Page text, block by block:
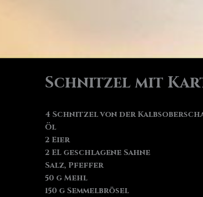
Schnitzel mit
4 Schnitzel von der
Öl
2 Eier
2 EL geschlagene Sahne
Salz, Pfeffer
50 g Mehl
150 g Semmelbrösel